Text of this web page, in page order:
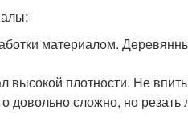
материалом.
высокой плотности. Не
сложно, но резать